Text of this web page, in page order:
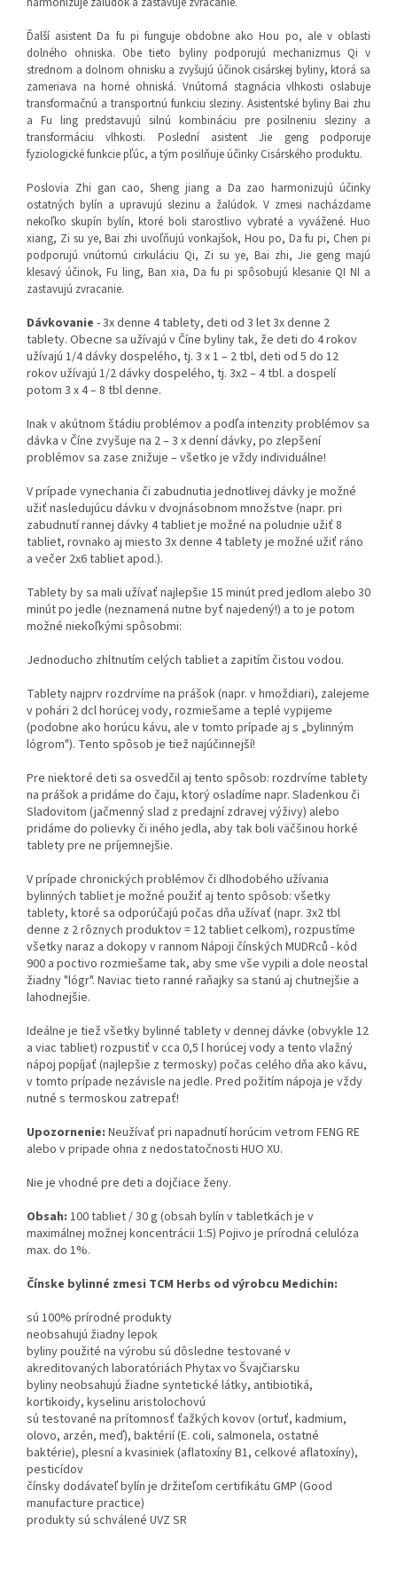
Ďalší asistent Da fu pi funguje obdobne ako Hou po, ale v oblasti
dolného ohniska. Obe tieto byliny podporujú mechanizmus Qi v
strednom a dolnom ohnisku a zvyšujú účinok cisárskej byliny, ktorá sa
zameriava na horné ohniská. Vnútorná stagnácia vlhkosti oslabuje
transformačnú a transportnú funkciu sleziny. Asistentské byliny Bai zhu
a Fu ling predstavujú silnú kombináciu pre posilneniu sleziny a
transformáciu vlhkosti. Poslední asistent Jie geng podporuje
fyziologické funkcie pľúc, a tým posilňuje účinky Cisárského produktu.
Poslovia Zhi gan cao, Sheng jiang a Da zao harmonizujú účinky
ostatných bylín a upravujú slezinu a žalúdok. V zmesi nacházdame
nekoľko skupín bylín, ktoré boli starostlivo vybraté a vyvážené. Huo
xiang, Zi su ye, Bai zhi uvoľňujú vonkajšok, Hou po, Da fu pi, Chen pi
podporujú vnútornú cirkuláciu Qi, Zi su ye, Bai zhi, Jie geng majú
klesavý účinok, Fu ling, Ban xia, Da fu pi spôsobujú klesanie QI NI a
zastavujú zvracanie.
Dávkovanie - 3x denne 4 tablety, deti od 3 let 3x denne 2
tablety. Obecne sa užívajú v Číne byliny tak, že deti do 4 rokov
užívajú 1/4 dávky dospelého, tj. 3 x 1 – 2 tbl, deti od 5 do 12
rokov užívajú 1/2 dávky dospelého, tj. 3x2 – 4 tbl. a dospelí
potom 3 x 4 – 8 tbl denne.
Inak v akútnom štádiu problémov a podľa intenzity problémov sa
dávka v Číne zvyšuje na 2 – 3 x denní dávky, po zlepšení
problémov sa zase znižuje – všetko je vždy individuálne!
V prípade vynechania či zabudnutia jednotlivej dávky je možné
užiť nasledujúcu dávku v dvojnásobnom množstve (napr. pri
zabudnutí rannej dávky 4 tabliet je možné na poludnie užiť 8
tabliet, rovnako aj miesto 3x denne 4 tablety je možné užiť ráno
a večer 2x6 tabliet apod.).
Tablety by sa mali užívať najlepšie 15 minút pred jedlom alebo 30
minút po jedle (neznamená nutne byť najedený!) a to je potom
možné niekoľkými spôsobmi:
Jednoducho zhltnutím celých tabliet a zapitím čistou vodou.
Tablety najprv rozdrvíme na prášok (napr. v hmoždiari), zalejeme
v pohári 2 dcl horúcej vody, rozmiešame a teplé vypijeme
(podobne ako horúcu kávu, ale v tomto prípade aj s „bylinným
lógrom"). Tento spôsob je tiež najúčinnejší!
Pre niektoré deti sa osvedčil aj tento spôsob: rozdrvíme tablety
na prášok a pridáme do čaju, ktorý osladíme napr. Sladenkou či
Sladovitom (jačmenný slad z predajní zdravej výživy) alebo
pridáme do polievky či iného jedla, aby tak boli väčšinou horké
tablety pre ne príjemnejšie.
V prípade chronických problémov či dlhodobého užívania
bylinných tabliet je možné použiť aj tento spôsob: všetky
tablety, ktoré sa odporúčajú počas dňa užívať (napr. 3x2 tbl
denne z 2 rôznych produktov = 12 tabliet celkom), rozpustíme
všetky naraz a dokopy v rannom Nápoji čínských MUDRců - kód
900 a poctivo rozmiešame tak, aby sme vše vypili a dole neostal
žiadny "lógr". Naviac tieto ranné raňajky sa stanú aj chutnejšie a
lahodnejšie.
Ideálne je tiež všetky bylinné tablety v dennej dávke (obvykle 12
a viac tabliet) rozpustiť v cca 0,5 l horúcej vody a tento vlažný
nápoj popíjať (najlepšie z termosky) počas celého dňa ako kávu,
v tomto prípade nezávisle na jedle. Pred požitím nápoja je vždy
nutné s termoskou zatrepať!
Upozornenie: Neužívať pri napadnutí horúcim vetrom FENG RE
alebo v pripade ohna z nedostatočnosti HUO XU.
Nie je vhodné pre deti a dojčiace ženy.
Obsah: 100 tabliet / 30 g (obsah bylín v tabletkách je v
maximálnej možnej koncentrácii 1:5) Pojivo je prírodná celulóza
max. do 1%.
Čínske bylinné zmesi TCM Herbs od výrobcu Medichin:
sú 100% prírodné produkty
neobsahujú žiadny lepok
byliny použité na výrobu sú dôsledne testované v
akreditovaných laboratóriách Phytax vo Švajčiarsku
byliny neobsahujú žiadne syntetické látky, antibiotiká,
kortikoidy, kyselinu aristolochovú
sú testované na prítomnosť ťažkých kovov (ortuť, kadmium,
olovo, arzén, meď), baktérií (E. coli, salmonela, ostatné
baktérie), plesní a kvasiniek (aflatoxíny B1, celkové aflatoxíny),
pesticídov
čínsky dodávateľ bylín je držiteľom certifikátu GMP (Good
manufacture practice)
produkty sú schválené UVZ SR